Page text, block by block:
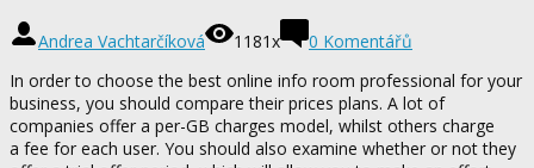
Andrea Vachtarčíková 1181x
0 Komentářů
In order to choose the best online info room professional for your
business, you should compare their prices plans. A lot of
companies offer a per-GB charges model, whilst others charge
a fee for each user. You should also examine whether or not they